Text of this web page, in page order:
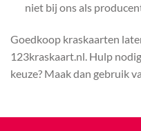
niet bij ons als
Goedkoop kraskaarten
123kraskaart.nl. Hulp
keuze? Maak dan gebruik